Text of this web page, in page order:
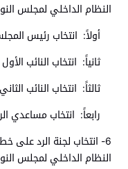
النظام الداخلي لمجلس
أولاً: انتخاب رئيس
ثانياً: انتخاب النائب
ثالثاً: انتخاب النائب
رابعاً: انتخاب مساعدي
النظام الداخلي لمجلس